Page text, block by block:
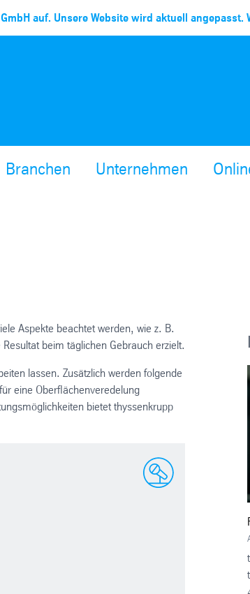
auf. Unsere Website wird aktuell
Branchen Unternehmen
Aspekte beachtet werden, wie z. B.
beim täglichen Gebrauch erzielt.
lassen. Zusätzlich werden folgende
eine Oberflächenveredelung
bietet thyssenkrupp